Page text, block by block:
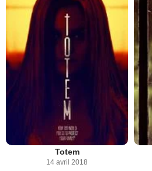
Totem
14 avril 2018